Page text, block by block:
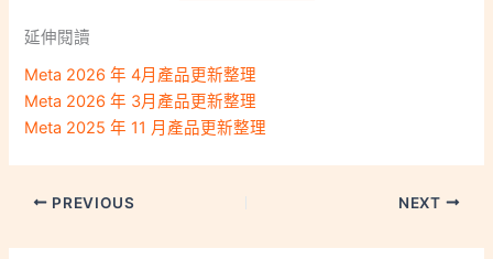
延伸閱讀
Meta 2026 年 4月產品更新整理
Meta 2026 年 3月產品更新整理
Meta 2025 年 11 月產品更新整理
PREVIOUS NEXT